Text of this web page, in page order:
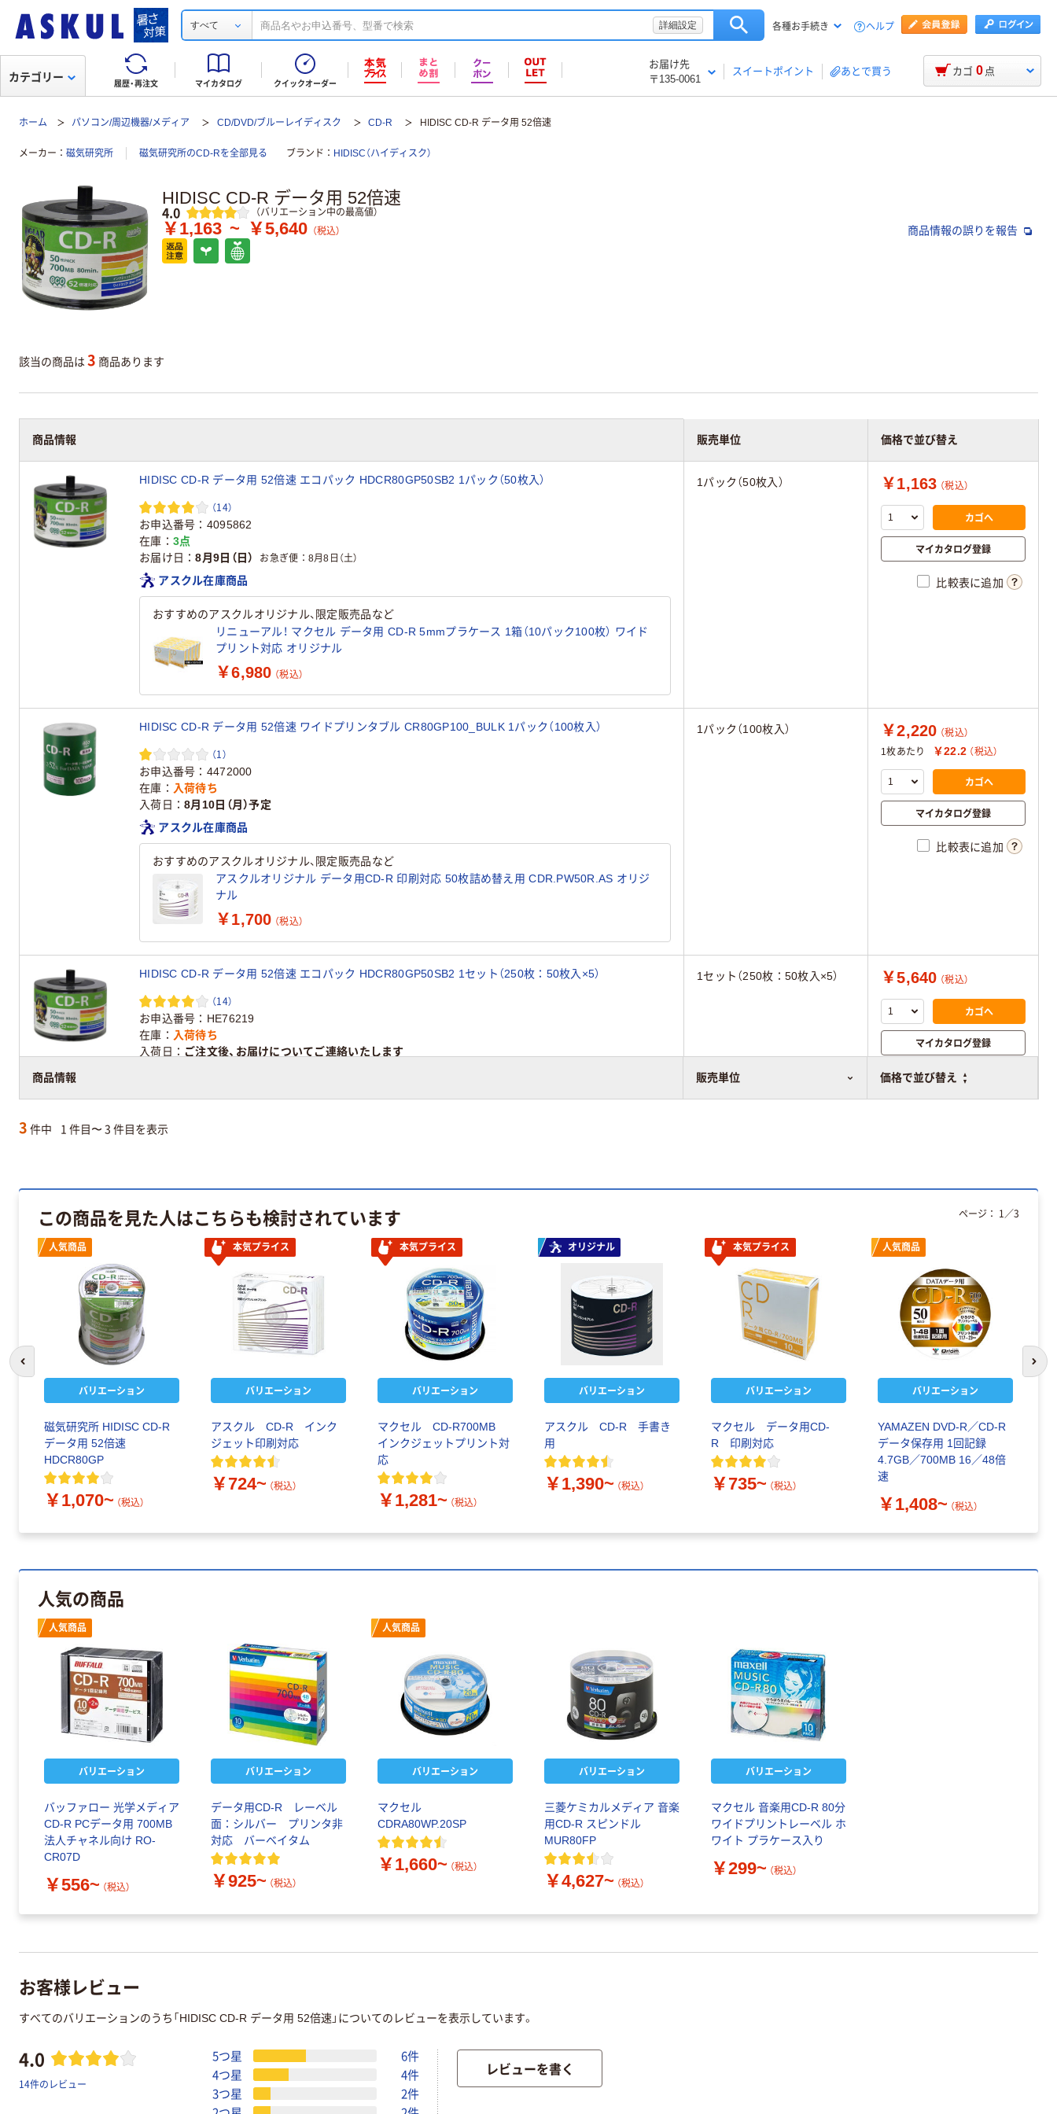
すべて 詳細設定 各種お手続き ヘルプ
履歴・再注文 マイカタログ クイックオーダー
お届け先
〒135-0061
スイートポイント あとで買う
カテゴリー カゴ 0 点
ホーム パソコン/周辺機器/メディア CD/DVD/ブルーレイディスク CD-R HIDISC CD-R データ用 52倍速
メーカー 磁気研究所 磁気研究所のCD-Rを全部見る ブランド HIDISC（ハイディスク）
HIDISC CD-R データ用 52倍速
レビュー
4.0 （バリエーション中の最高値）
￥1,163 ~ ￥5,640 （税込） 商品情報の誤りを報告
該当の商品は 3 商品あります
商品情報 販売単位 価格で並び替え
商品情報 販売単位 価格で並び替え
HIDISC CD-R データ用 52倍速 エコパック HDCR80GP50SB2 1パック（50枚入）
（14）
お申込番号
4095862
在庫
3点
お届け日
8月9日（日） お急ぎ便 8月8日（土）
アスクル在庫商品
おすすめのアスクルオリジナル、限定販売品など
リニューアル！ マクセル データ用 CD-R 5mmプラケース 1箱（10パック100枚） ワイド
プリント対応 オリジナル
￥6,980 （税込）
1パック（50枚入） ￥1,163 （税込）
カゴへ
マイカタログ登録
比較表に追加
HIDISC CD-R データ用 52倍速 ワイドプリンタブル CR80GP100_BULK 1パック（100枚入）
（1）
お申込番号
4472000
在庫
入荷待ち
入荷日
8月10日（月）予定
アスクル在庫商品
おすすめのアスクルオリジナル、限定販売品など
アスクルオリジナル データ用CD-R 印刷対応 50枚詰め替え用 CDR.PW50R.AS オリジ
ナル
￥1,700 （税込）
1パック（100枚入） ￥2,220 （税込）
1枚あたり
￥22.2 （税込）
カゴへ
マイカタログ登録
比較表に追加
HIDISC CD-R データ用 52倍速 エコパック HDCR80GP50SB2 1セット（250枚：50枚入×5）
（14）
お申込番号
HE76219
在庫
入荷待ち
入荷日
ご注文後、お届けについてご連絡いたします
1セット（250枚：50枚入×5） ￥5,640 （税込）
カゴへ
マイカタログ登録
比較表に追加
3 件中 1 件目〜 3 件目を表示
この商品を見た人はこちらも検討されています
人気商品
バリエーション
磁気研究所 HIDISC CD-R
データ用 52倍速
HDCR80GP
￥1,070~ （税込）
本気プライス
バリエーション
アスクル CD-R インク
ジェット印刷対応
￥724~ （税込）
本気プライス
バリエーション
マクセル CD-R700MB
インクジェットプリント対
応
￥1,281~ （税込）
オリジナル
バリエーション
アスクル CD-R 手書き
用
￥1,390~ （税込）
本気プライス
バリエーション
マクセル データ用CD-
R 印刷対応
￥735~ （税込）
人気商品
バリエーション
YAMAZEN DVD-R／CD-R
データ保存用 1回記録
4.7GB／700MB 16／48倍
速
￥1,408~ （税込）
ページ： 1 ／3
次
人気の商品
人気商品
バリエーション
バッファロー 光学メディア
CD-R PCデータ用 700MB
法人チャネル向け RO-
CR07D
￥556~ （税込）
バリエーション
データ用CD-R レーベル
面：シルバー プリンタ非
対応 バーベイタム
￥925~ （税込）
人気商品
バリエーション
マクセル
CDRA80WP.20SP
￥1,660~ （税込）
バリエーション
三菱ケミカルメディア 音楽
用CD-R スピンドル
MUR80FP
￥4,627~ （税込）
バリエーション
マクセル 音楽用CD-R 80分
ワイドプリントレーベル ホ
ワイト プラケース入り
￥299~ （税込）
お客様レビュー
すべてのバリエーションのうち「HIDISC CD-R データ用 52倍速」についてのレビューを表示しています。
4.0
14件のレビュー
5つ星
6件
4つ星
4件
3つ星
2件
レビューを書く